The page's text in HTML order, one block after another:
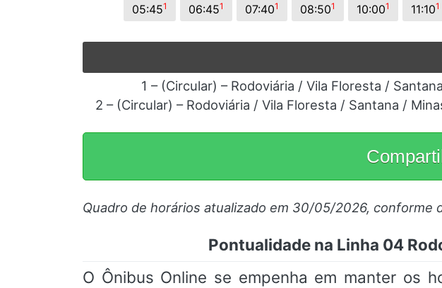
05:451 06:451 07:401 08:501 10:001 11:101
1 – (Circular) – Rodoviária / Vila Floresta /
2 – (Circular) – Rodoviária / Vila Floresta / Santana /
Quadro de horários atualizado em 30/05/2026, conforme
Pontualidade na Linha 04
O Ônibus Online se empenha em manter os